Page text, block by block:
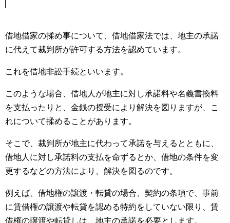
借地借家の揉め事について、借地借家法では、地主の承諾
に代えて裁判所が許可する方法を認めています。
これを借地非訟手続といいます。
このような場合、借地人が地主に対し承諾料や名義書換料
を支払ったりと、金銭の授受により解決を図りますが、こ
れについて揉めることがあります。
そこで、裁判所が地主に代わって承諾を与えるとともに、
借地人に対し承諾料の支払を命ずるとか、借地の条件を変
更するなどの方法により、解決を図るのです。
例えば、借地権の譲渡・転貸の場合、契約の条項で、事前
に賃借権の譲渡や転貸を認める特約をしていない限り、賃
借権の譲渡や転貸しは、地主の承諾を必要とします。